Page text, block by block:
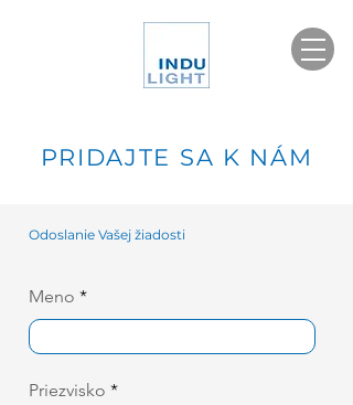
PRIDAJTE SA K NÁM
Odoslanie Vašej žiadosti
Meno
Priezvisko